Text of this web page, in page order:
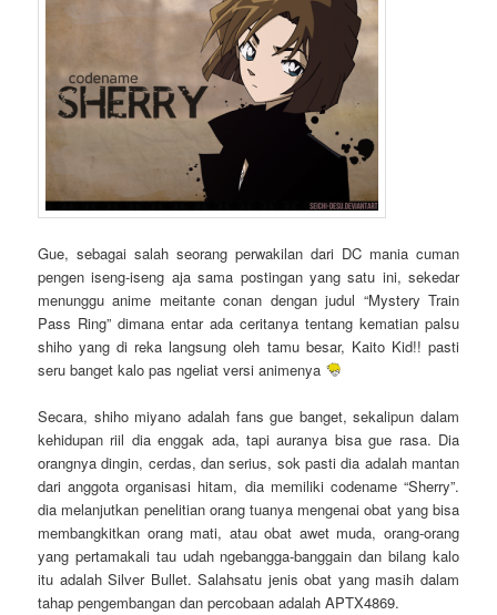
Gue, sebagai salah seorang perwakilan dari DC mania cuman
pengen iseng-iseng aja sama postingan yang satu ini, sekedar
menunggu anime meitante conan dengan judul “Mystery Train
Pass Ring” dimana entar ada ceritanya tentang kematian palsu
shiho yang di reka langsung oleh tamu besar, Kaito Kid!! pasti
seru banget kalo pas ngeliat versi animenya
Secara, shiho miyano adalah fans gue banget, sekalipun dalam
kehidupan riil dia enggak ada, tapi auranya bisa gue rasa. Dia
orangnya dingin, cerdas, dan serius, sok pasti dia adalah mantan
dari anggota organisasi hitam, dia memiliki codename “Sherry”.
dia melanjutkan penelitian orang tuanya mengenai obat yang bisa
membangkitkan orang mati, atau obat awet muda, orang-orang
yang pertamakali tau udah ngebangga-banggain dan bilang kalo
itu adalah Silver Bullet. Salahsatu jenis obat yang masih dalam
tahap pengembangan dan percobaan adalah APTX4869.